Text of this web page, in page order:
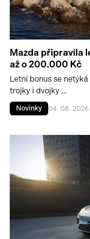
Mazda připravila
až o 200.000 Kč
Letní bonus se
trojky i dvojky ...
Novinky 04. 08. 2026